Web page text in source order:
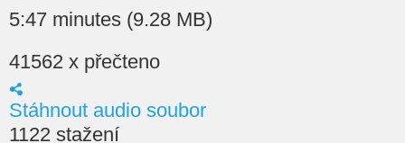
5:47 minutes (9.28 MB)
41562 x přečteno
Stáhnout audio soubor
1122 stažení